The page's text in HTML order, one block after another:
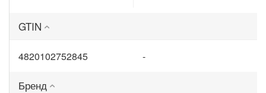
GTIN
4820102752845 -
Бренд